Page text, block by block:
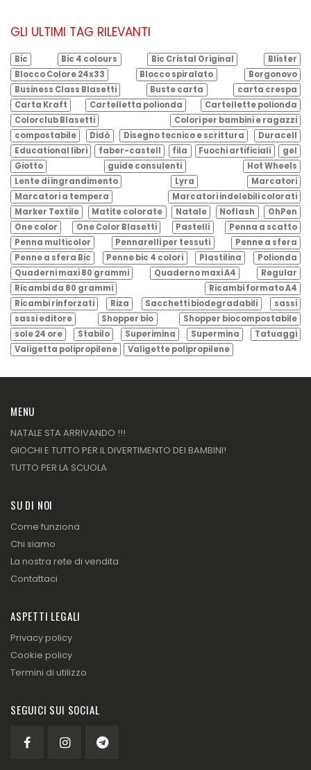
GLI ULTIMI TAG RILEVANTI
Bic Bic 4 colours Bic Cristal Original
Blister
Blocco Colore 24x33
Blocco spiralato
Borgonovo
Business Class Blasetti
Buste carta
carta crespa
Carta Kraft
Cartelletta polionda
Cartellette polionda
Colorclub Blasetti
Colori per bambini e ragazzi
compostabile
Didò Disegno tecnico e scrittura
Duracell
Educational libri
faber-castell fila Fuochi artificiali
gel
Giotto
guide consulenti
Hot Wheels
Lente di ingrandimento
Lyra
Marcatori
Marcatori a tempera
Marcatori indelebili colorati
Marker Textile
Matite colorate Natale Noflash
OhPen
One color
One Color Blasetti Pastelli
Penna a scatto
Penna multicolor
Pennarelli per tessuti
Penne a sfera
Penne a sfera Bic
Penne bic 4 colori Plastilina
Polionda
Quaderni maxi 80 grammi
Quaderno maxi A4
Regular
Ricambi da 80 grammi
Ricambi formato A4
Ricambi rinforzati
Riza Sacchetti biodegradabili
sassi
sassi editore
Shopper bio
Shopper biocompostabile
sole 24 ore
Stabilo Superimina Supermina
Tatuaggi
Valigetta polipropilene
Valigette polipropilene
MENU
NATALE STA ARRIVANDO !!!
GIOCHI E TUTTO PER IL DIVERTIMENTO DEI BAMBINI!
TUTTO PER LA SCUOLA
SU DI NOI
Come funziona
Chi siamo
La nostra rete di vendita
Contattaci
ASPETTI LEGALI
Privacy policy
Cookie policy
Termini di utilizzo
SEGUICI SUI SOCIAL